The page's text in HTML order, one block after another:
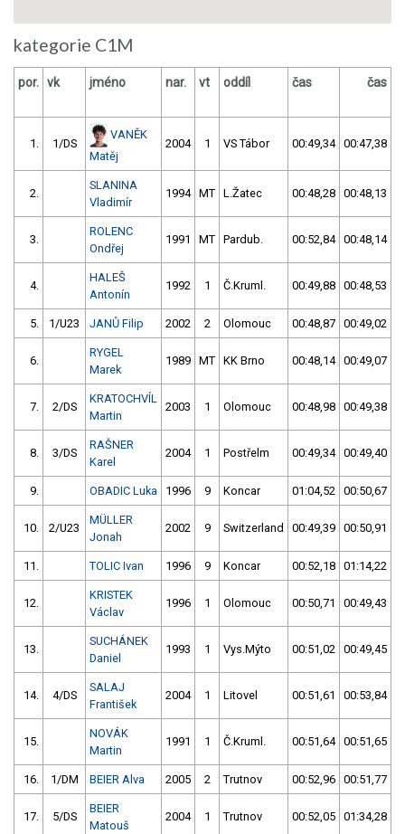
kategorie C1M
por. vk jméno nar. vt oddíl čas čas
1. 1/DS
VANĚK
Matěj
2004 1 VS Tábor 00:49,34 00:47,38
2.
SLANINA
Vladimír
1994 MT L.Žatec 00:48,28 00:48,13
3.
ROLENC
Ondřej
1991 MT Pardub. 00:52,84 00:48,14
4.
HALEŠ
Antonín
1992 1 Č.Kruml. 00:49,88 00:48,53
5. 1/U23 JANŮ Filip 2002 2 Olomouc 00:48,87 00:49,02
6.
RYGEL
Marek
1989 MT KK Brno 00:48,14 00:49,07
7. 2/DS
KRATOCHVÍL
Martin
2003 1 Olomouc 00:48,98 00:49,38
8. 3/DS
RAŠNER
Karel
2004 1 Postřelm 00:49,34 00:49,40
9. OBADIC Luka 1996 9 Koncar 01:04,52 00:50,67
10. 2/U23
MÜLLER
Jonah
2002 9 Switzerland 00:49,39 00:50,91
11. TOLIC Ivan 1996 9 Koncar 00:52,18 01:14,22
12.
KRISTEK
Václav
1996 1 Olomouc 00:50,71 00:49,43
13.
SUCHÁNEK
Daniel
1993 1 Vys.Mýto 00:51,02 00:49,45
14. 4/DS
SALAJ
František
2004 1 Litovel 00:51,61 00:53,84
15.
NOVÁK
Martin
1991 1 Č.Kruml. 00:51,64 00:51,65
16. 1/DM BEIER Alva 2005 2 Trutnov 00:52,96 00:51,77
17. 5/DS
BEIER
Matouš
2004 1 Trutnov 00:52,05 01:34,28